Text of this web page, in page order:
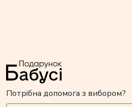
Потрібна допомога з вибором?